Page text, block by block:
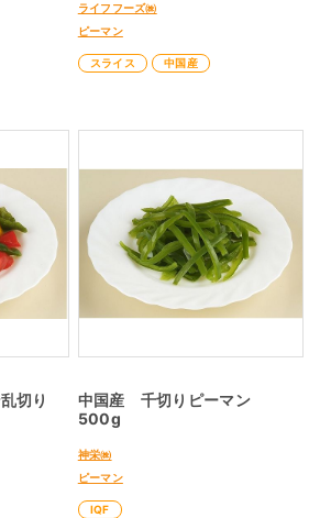
ライフフーズ㈱
ピーマン
スライス 中国産
切り
中国産 千切りピーマン
500g
神栄㈱
ピーマン
IQF